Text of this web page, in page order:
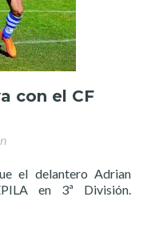
con el CF
el delantero Adrian
en 3ª División.